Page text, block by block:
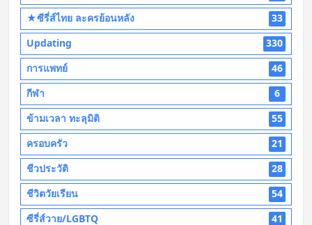
★ซีรี่ส์ไทย ละครย้อนหลัง
33
Updating
330
การแพทย์
46
กีฬา
6
ข้ามเวลา ทะลุมิติ
55
ครอบครัว
21
ชีวประวัติ
28
ชีวิตวัยเรียน
54
ซีรี่ส์วาย/LGBTQ
41